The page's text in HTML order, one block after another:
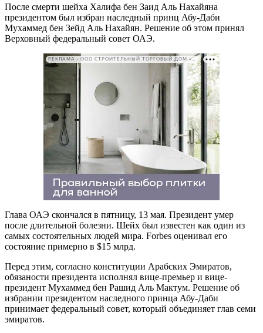
После смерти шейха Халифа бен Заид Аль Нахайяна
президентом был избран наследный принц Абу-Даби
Мухаммед бен Зейд Аль Нахайян. Решение об этом принял
Верховный федеральный совет ОАЭ.
РЕКЛАМА • ООО СТРОИТЕЛЬНЫЙ ТОРГОВЫЙ ДОМ «ПЕТРОВИЧ». ИНН: 7802348846
Глава ОАЭ скончался в пятницу, 13 мая. Президент умер
после длительной болезни. Шейх был известен как один из
самых состоятельных людей мира. Forbes оценивал его
состояние примерно в $15 млрд.
Перед этим, согласно конституции Арабских Эмиратов,
обязаности президента исполнял вице-премьер и вице-
президент Мухаммед бен Рашид Аль Мактум. Решение об
избрании президентом наследного принца Абу-Даби
принимает федеральный совет, который объединяет глав семи
эмиратов.